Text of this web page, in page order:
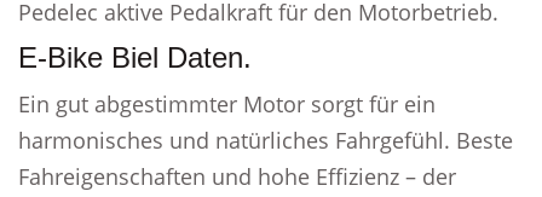
Pedelec aktive Pedalkraft für den Motorbetrieb.
E-Bike Biel Daten.
Ein gut abgestimmter Motor sorgt für ein
harmonisches und natürliches Fahrgefühl. Beste
Fahreigenschaften und hohe Effizienz – der